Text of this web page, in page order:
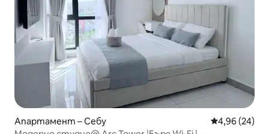
Апартамент – Себу Средна
4,96 (24)